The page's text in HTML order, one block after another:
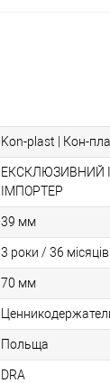
Kon-plast | Кон-
ЕКСКЛЮЗИВНИЙ
ІМПОРТЕР
39 мм
3 роки / 36 місяців
70 мм
Польща
DRA